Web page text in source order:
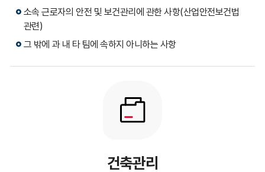
소속 근로자의 안전 및 보건관리에 관한 사항(산업안전보건법
관련)
그 밖에 과 내 타 팀에 속하지 아니하는 사항
건축관리